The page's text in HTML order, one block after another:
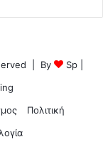
| By Sp
Πολιτική